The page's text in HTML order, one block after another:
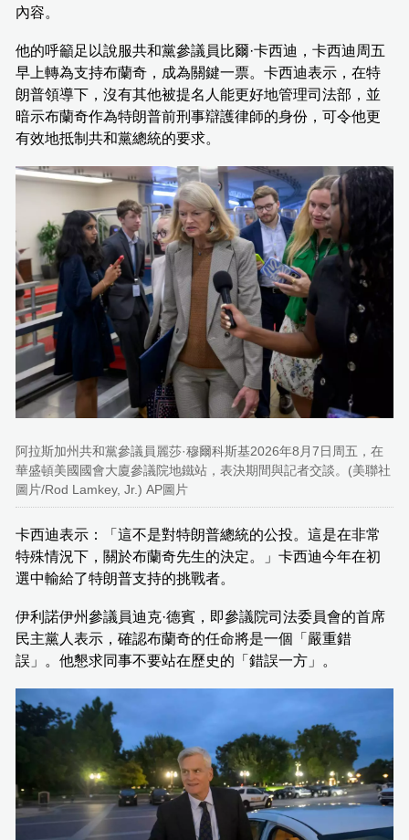
內容。
他的呼籲足以說服共和黨參議員比爾·卡西迪，卡西迪周五
早上轉為支持布蘭奇，成為關鍵一票。卡西迪表示，在特
朗普領導下，沒有其他被提名人能更好地管理司法部，並
暗示布蘭奇作為特朗普前刑事辯護律師的身份，可令他更
有效地抵制共和黨總統的要求。
阿拉斯加州共和黨參議員麗莎·穆爾科斯基2026年8月7日周五，在
華盛頓美國國會大廈參議院地鐵站，表決期間與記者交談。(美聯社
圖片/Rod Lamkey, Jr.) AP圖片
卡西迪表示：「這不是對特朗普總統的公投。這是在非常
特殊情況下，關於布蘭奇先生的決定。」卡西迪今年在初
選中輸給了特朗普支持的挑戰者。
伊利諾伊州參議員迪克·德賓，即參議院司法委員會的首席
民主黨人表示，確認布蘭奇的任命將是一個「嚴重錯
誤」。他懇求同事不要站在歷史的「錯誤一方」。